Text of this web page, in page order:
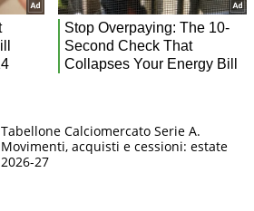
Tabellone Calciomercato Serie A.
Movimenti, acquisti e cessioni: estate
2026-27